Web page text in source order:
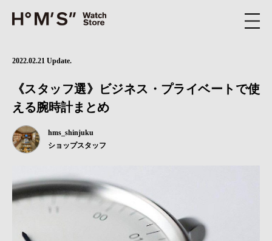
2022.02.21 Update.
《スタッフ選》ビジネス・プライベートで使
える腕時計まとめ
hms_shinjuku
ショップスタッフ